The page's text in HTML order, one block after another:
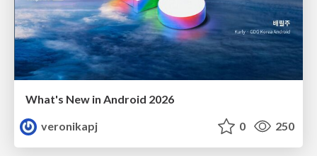
What's New in Android 2026
veronikapj
0 250